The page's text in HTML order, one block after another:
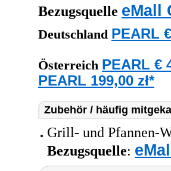
Bezugsquelle eMall
Deutschland PEARL
Österreich PEARL €
PEARL 199,00 zł*
Zubehör / häufig
Grill- und Pfannen-
Bezugsquelle: